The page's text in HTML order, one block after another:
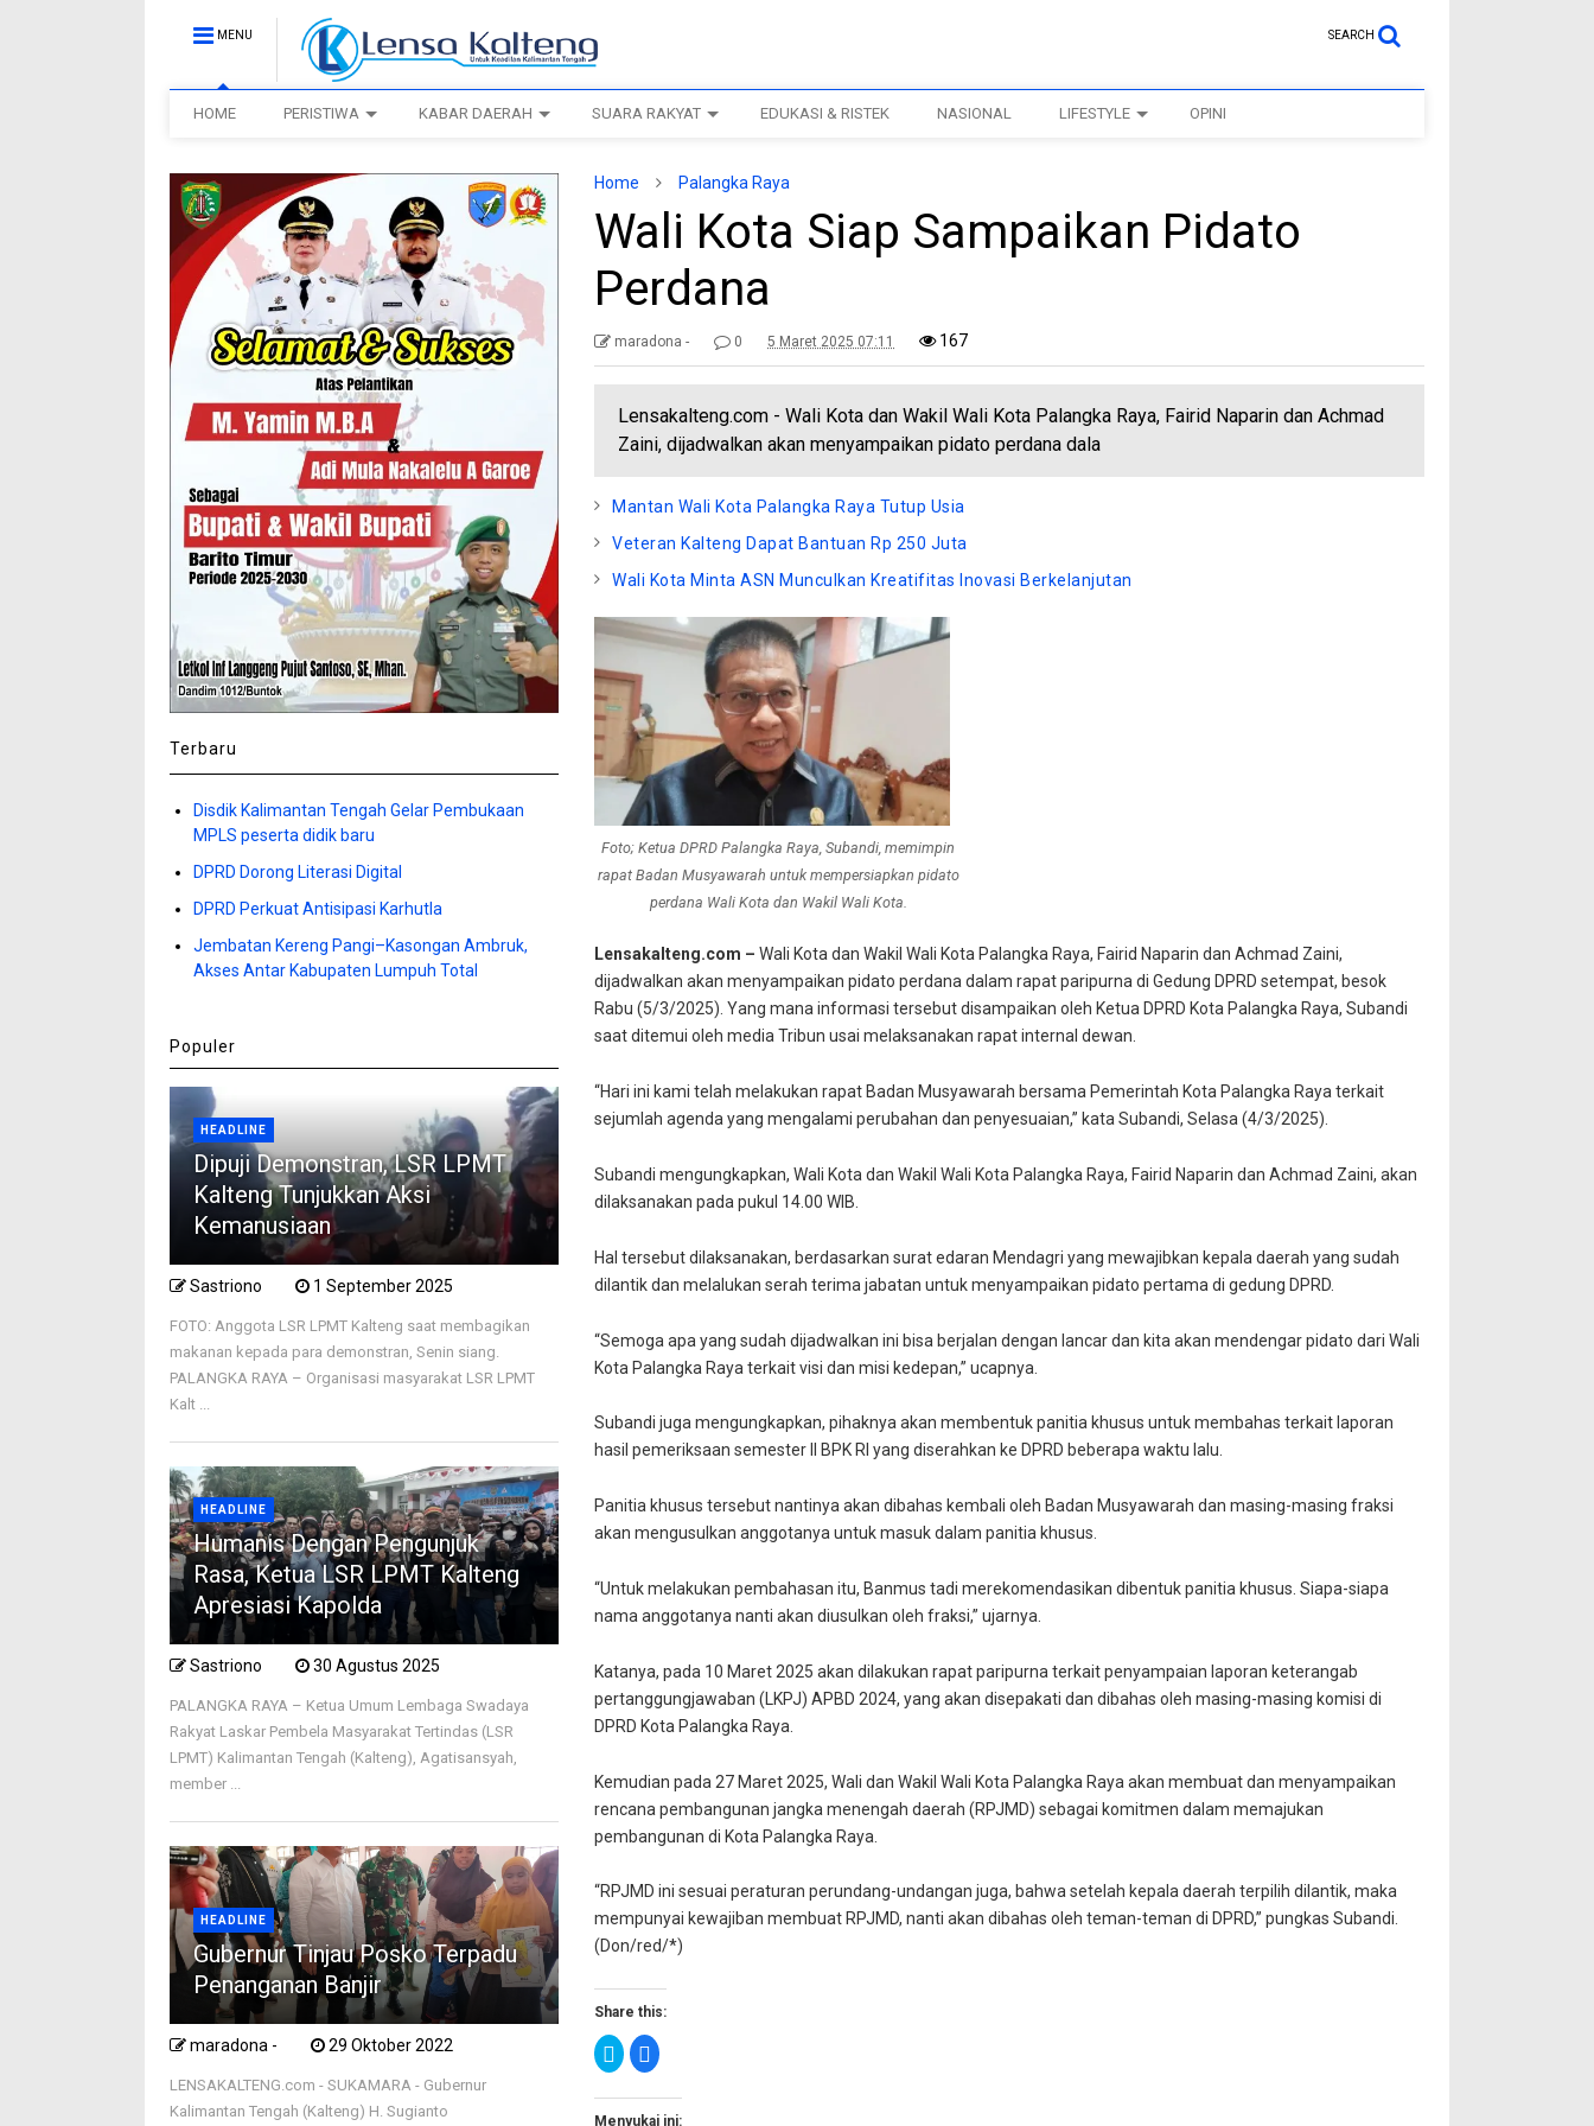
MENU SEARCH
HOME PERISTIWA KABAR DAERAH SUARA RAKYAT EDUKASI & RISTEK NASIONAL LIFESTYLE OPINI
Home Palangka Raya
Wali Kota Siap Sampaikan Pidato
Perdana
maradona - 0 5 Maret 2025 07:11 167
Lensakalteng.com - Wali Kota dan Wakil Wali Kota Palangka Raya, Fairid Naparin dan Achmad
Zaini, dijadwalkan akan menyampaikan pidato perdana dala
Mantan Wali Kota Palangka Raya Tutup Usia
Veteran Kalteng Dapat Bantuan Rp 250 Juta
Wali Kota Minta ASN Munculkan Kreatifitas Inovasi Berkelanjutan
Foto; Ketua DPRD Palangka Raya, Subandi, memimpin
rapat Badan Musyawarah untuk mempersiapkan pidato
perdana Wali Kota dan Wakil Wali Kota.
Lensakalteng.com – Wali Kota dan Wakil Wali Kota Palangka Raya, Fairid Naparin dan Achmad Zaini,
dijadwalkan akan menyampaikan pidato perdana dalam rapat paripurna di Gedung DPRD setempat, besok
Rabu (5/3/2025). Yang mana informasi tersebut disampaikan oleh Ketua DPRD Kota Palangka Raya, Subandi
saat ditemui oleh media Tribun usai melaksanakan rapat internal dewan.
“Hari ini kami telah melakukan rapat Badan Musyawarah bersama Pemerintah Kota Palangka Raya terkait
sejumlah agenda yang mengalami perubahan dan penyesuaian,” kata Subandi, Selasa (4/3/2025).
Subandi mengungkapkan, Wali Kota dan Wakil Wali Kota Palangka Raya, Fairid Naparin dan Achmad Zaini, akan
dilaksanakan pada pukul 14.00 WIB.
Hal tersebut dilaksanakan, berdasarkan surat edaran Mendagri yang mewajibkan kepala daerah yang sudah
dilantik dan melalukan serah terima jabatan untuk menyampaikan pidato pertama di gedung DPRD.
“Semoga apa yang sudah dijadwalkan ini bisa berjalan dengan lancar dan kita akan mendengar pidato dari Wali
Kota Palangka Raya terkait visi dan misi kedepan,” ucapnya.
Subandi juga mengungkapkan, pihaknya akan membentuk panitia khusus untuk membahas terkait laporan
hasil pemeriksaan semester II BPK RI yang diserahkan ke DPRD beberapa waktu lalu.
Panitia khusus tersebut nantinya akan dibahas kembali oleh Badan Musyawarah dan masing-masing fraksi
akan mengusulkan anggotanya untuk masuk dalam panitia khusus.
“Untuk melakukan pembahasan itu, Banmus tadi merekomendasikan dibentuk panitia khusus. Siapa-siapa
nama anggotanya nanti akan diusulkan oleh fraksi,” ujarnya.
Katanya, pada 10 Maret 2025 akan dilakukan rapat paripurna terkait penyampaian laporan keterangab
pertanggungjawaban (LKPJ) APBD 2024, yang akan disepakati dan dibahas oleh masing-masing komisi di
DPRD Kota Palangka Raya.
Kemudian pada 27 Maret 2025, Wali dan Wakil Wali Kota Palangka Raya akan membuat dan menyampaikan
rencana pembangunan jangka menengah daerah (RPJMD) sebagai komitmen dalam memajukan
pembangunan di Kota Palangka Raya.
“RPJMD ini sesuai peraturan perundang-undangan juga, bahwa setelah kepala daerah terpilih dilantik, maka
mempunyai kewajiban membuat RPJMD, nanti akan dibahas oleh teman-teman di DPRD,” pungkas Subandi.
(Don/red/*)
Share this:
K
l
n
K
l
n
Menyukai ini:
Terbaru
Disdik Kalimantan Tengah Gelar Pembukaan
MPLS peserta didik baru
DPRD Dorong Literasi Digital
DPRD Perkuat Antisipasi Karhutla
Jembatan Kereng Pangi–Kasongan Ambruk,
Akses Antar Kabupaten Lumpuh Total
Populer
HEADLINE
Dipuji Demonstran, LSR LPMT
Kalteng Tunjukkan Aksi
Kemanusiaan
Sastriono 1 September 2025
FOTO: Anggota LSR LPMT Kalteng saat membagikan
makanan kepada para demonstran, Senin siang.
PALANGKA RAYA – Organisasi masyarakat LSR LPMT
Kalt ...
HEADLINE
Humanis Dengan Pengunjuk
Rasa, Ketua LSR LPMT Kalteng
Apresiasi Kapolda
Sastriono 30 Agustus 2025
PALANGKA RAYA – Ketua Umum Lembaga Swadaya
Rakyat Laskar Pembela Masyarakat Tertindas (LSR
LPMT) Kalimantan Tengah (Kalteng), Agatisansyah,
member ...
HEADLINE
Gubernur Tinjau Posko Terpadu
Penanganan Banjir
maradona - 29 Oktober 2022
LENSAKALTENG.com - SUKAMARA - Gubernur
Kalimantan Tengah (Kalteng) H. Sugianto